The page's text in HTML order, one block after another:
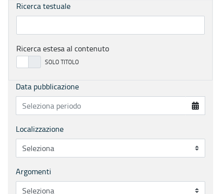
Ricerca testuale
Ricerca estesa al contenuto
Data pubblicazione
Localizzazione
Argomenti